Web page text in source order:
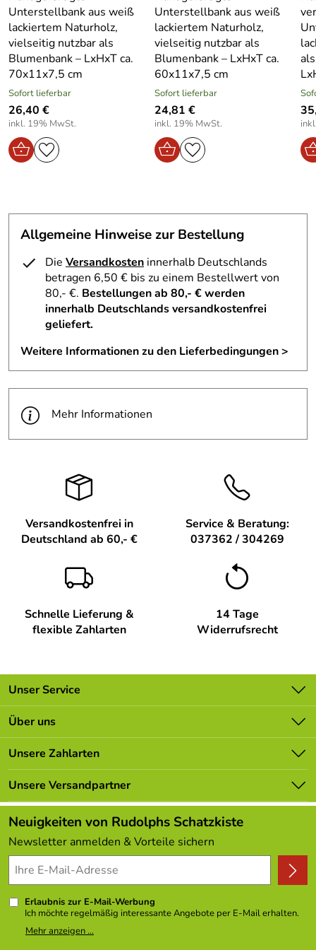
Oberfläche: Glatt und fein geschliffen, grau lackiert
Farbe:Grau mit dezenter Maserung
Verwendung & Funktion – Fensterbank-
Schwibbogenerhöhung Grau – LxHxT ca. 70 cm x 11 cm
DieseSchwibbogenerhöhunghebt Ihren Schwibbogen
oder andere Dekorationen auf die ideale Höhe, sodass sie
sowohl von innen als auch von außen optimal zur Geltung
kommen. Sie eignet sich auch hervorragend als
Lieferumfang – Fensterbank-Schwibbogenerhöhung
Grau – LxHxT ca. 70 cm x 11 cm x 7,5 cm
1x Fensterbank-Schwibbogenerhöhung aus massivem
Naturholz, grau lackiert
Infos zum Herstellerbetrieb der Fensterbank-
Tradition trifft Design. Moderne Formen und klassische
Motive. Die Firma Weigla produziert in Deutschneudorf im
sowie weitere traditionelle und ausgefallene Produkte der
Hersteller: WEIGLA e.K., Deutschkatharinenberg 23 D -
09548 Deutschneudorf, info@weigla.de
Verantwortliche Person: Günter Gläser,
Unterstellbank aus weiß
lackiertem Naturholz,
vielseitig nutzbar als
Blumenbank – LxHxT ca.
70x11x7,5 cm
Sofort lieferbar
26,40 €
inkl. 19% MwSt.
Unterstellbank aus weiß
lackiertem Naturholz,
vielseitig nutzbar als
Blumenbank – LxHxT ca.
60x11x7,5 cm
Sofort lieferbar
24,81 €
inkl. 19% MwSt.
Allgemeine Hinweise zur Bestellung
Die Versandkosten innerhalb Deutschlands
betragen 6,50 € bis zu einem Bestellwert von
80,- €. Bestellungen ab 80,- € werden
innerhalb Deutschlands versandkostenfrei
geliefert.
Weitere Informationen zu den Lieferbedingungen >
Mehr Informationen
Versandkostenfrei in
Deutschland ab 60,- €
Service & Beratung:
037362 / 304269
Schnelle Lieferung &
flexible Zahlarten
14 Tage
Widerrufsrecht
Unser Service
Kontakt
Batterieverordnung
Newsletter
Lieferbedingungen
Kundenlogin
Über uns
Unsere Bestseller
Marken
Neu
Angebote
Kundenbewertungen (308)
4,9/5*****
Unsere Zahlarten
Unsere Versandpartner
Neuigkeiten von Rudolphs Schatzkiste
Newsletter anmelden & Vorteile sichern
Erlaubnis zur E-Mail-Werbung
Ich möchte regelmäßig interessante Angebote per E-Mail erhalten.
Meine E-Mail-Adresse wird nicht an andere Unternehmen
weitergegeben. Zu statistischen Zwecken wird in anonymer Form
Mehr anzeigen ...